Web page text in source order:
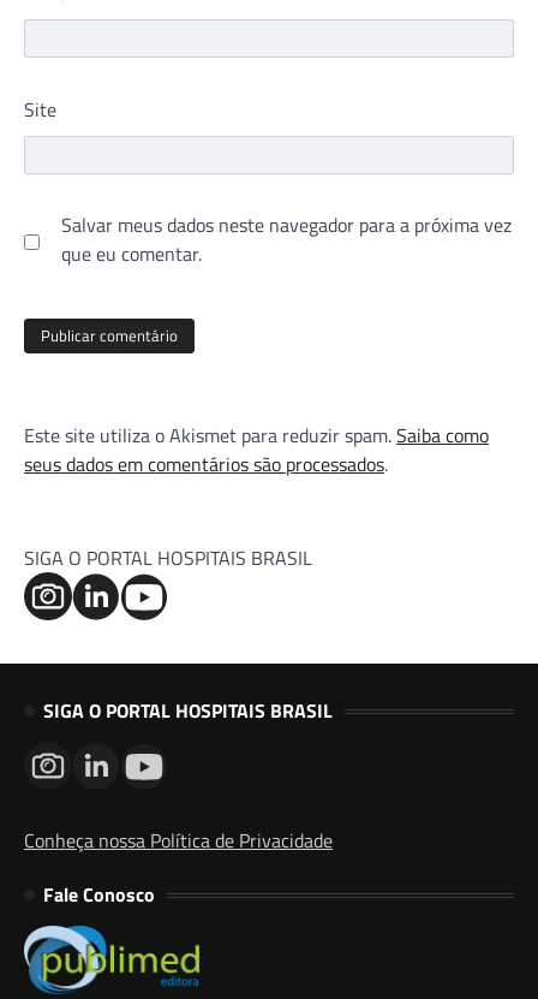
Site
Salvar meus dados neste navegador para a próxima vez
que eu comentar.
Este site utiliza o Akismet para reduzir spam.Saiba como
seus dados em comentários são processados.
SIGA O PORTAL HOSPITAIS BRASIL
SIGA O PORTAL HOSPITAIS BRASIL
Conheça nossa Política de Privacidade
Fale Conosco